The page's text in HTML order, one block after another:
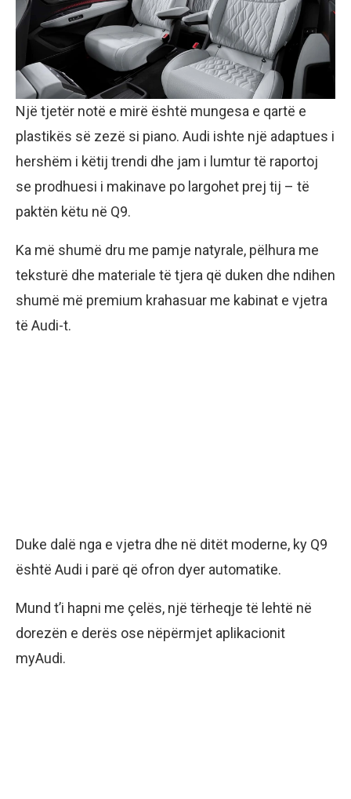
Një tjetër notë e mirë është mungesa e qartë e
plastikës së zezë si piano. Audi ishte një adaptues i
hershëm i këtij trendi dhe jam i lumtur të raportoj
se prodhuesi i makinave po largohet prej tij – të
paktën këtu në Q9.
Ka më shumë dru me pamje natyrale, pëlhura me
teksturë dhe materiale të tjera që duken dhe ndihen
shumë më premium krahasuar me kabinat e vjetra
të Audi-t.
Duke dalë nga e vjetra dhe në ditët moderne, ky Q9
është Audi i parë që ofron dyer automatike.
Mund t’i hapni me çelës, një tërheqje të lehtë në
dorezën e derës ose nëpërmjet aplikacionit
myAudi.